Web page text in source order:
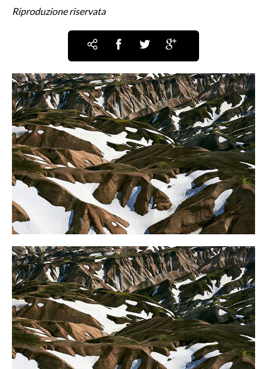
Riproduzione riservata